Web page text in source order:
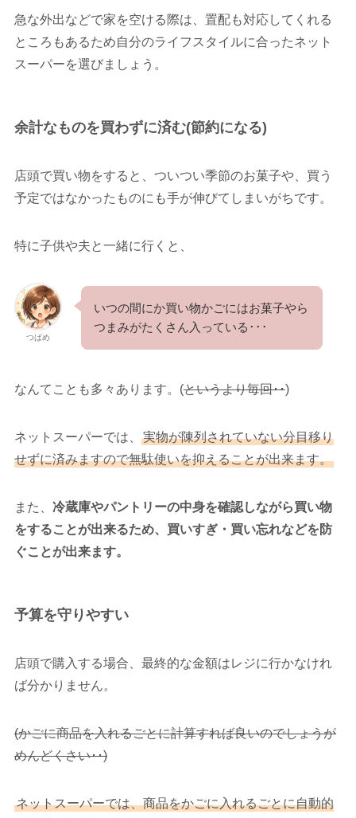
急な外出などで家を空ける際は、置配も対応してくれる
ところもあるため自分のライフスタイルに合ったネット
スーパーを選びましょう。
余計なものを買わずに済む(節約になる)
店頭で買い物をすると、ついつい季節のお菓子や、買う
予定ではなかったものにも手が伸びてしまいがちです。
特に子供や夫と一緒に行くと、
つばめ
いつの間にか買い物かごにはお菓子やら
つまみがたくさん入っている･･･
なんてことも多々あります。(というより毎回･･)
ネットスーパーでは、
実物が陳列されていない分目移り
せずに済みますので無駄使いを抑えることが出来ます。
また、 冷蔵庫やパントリーの中身を確認しながら買い物
をすることが出来るため、買いすぎ・買い忘れなどを防
ぐことが出来ます。
予算を守りやすい
店頭で購入する場合、最終的な金額はレジに行かなけれ
ば分かりません。
(かごに商品を入れるごとに計算すれば良いのでしょうが
めんどくさい･･)
ネットスーパーでは、商品をかごに入れるごとに自動的